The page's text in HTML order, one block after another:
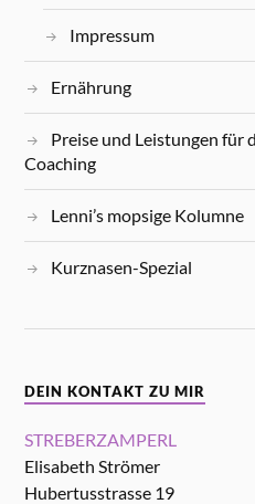
Impressum
Ernährung
Preise und Leistungen für
Coaching
Lenni’s mopsige Kolumne
Kurznasen-Spezial
DEIN KONTAKT ZU MIR
STREBERZAMPERL
Elisabeth Strömer
Hubertusstrasse 19